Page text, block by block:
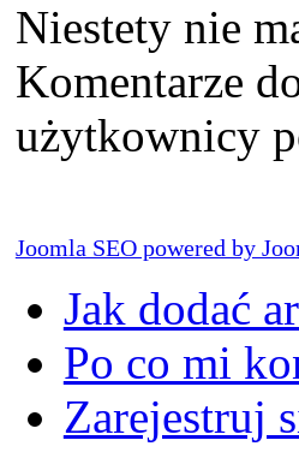
Niestety nie
Komentarze
użytkownicy
Joomla SEO powered by
Jak dodać
Po co mi
Zarejestruj